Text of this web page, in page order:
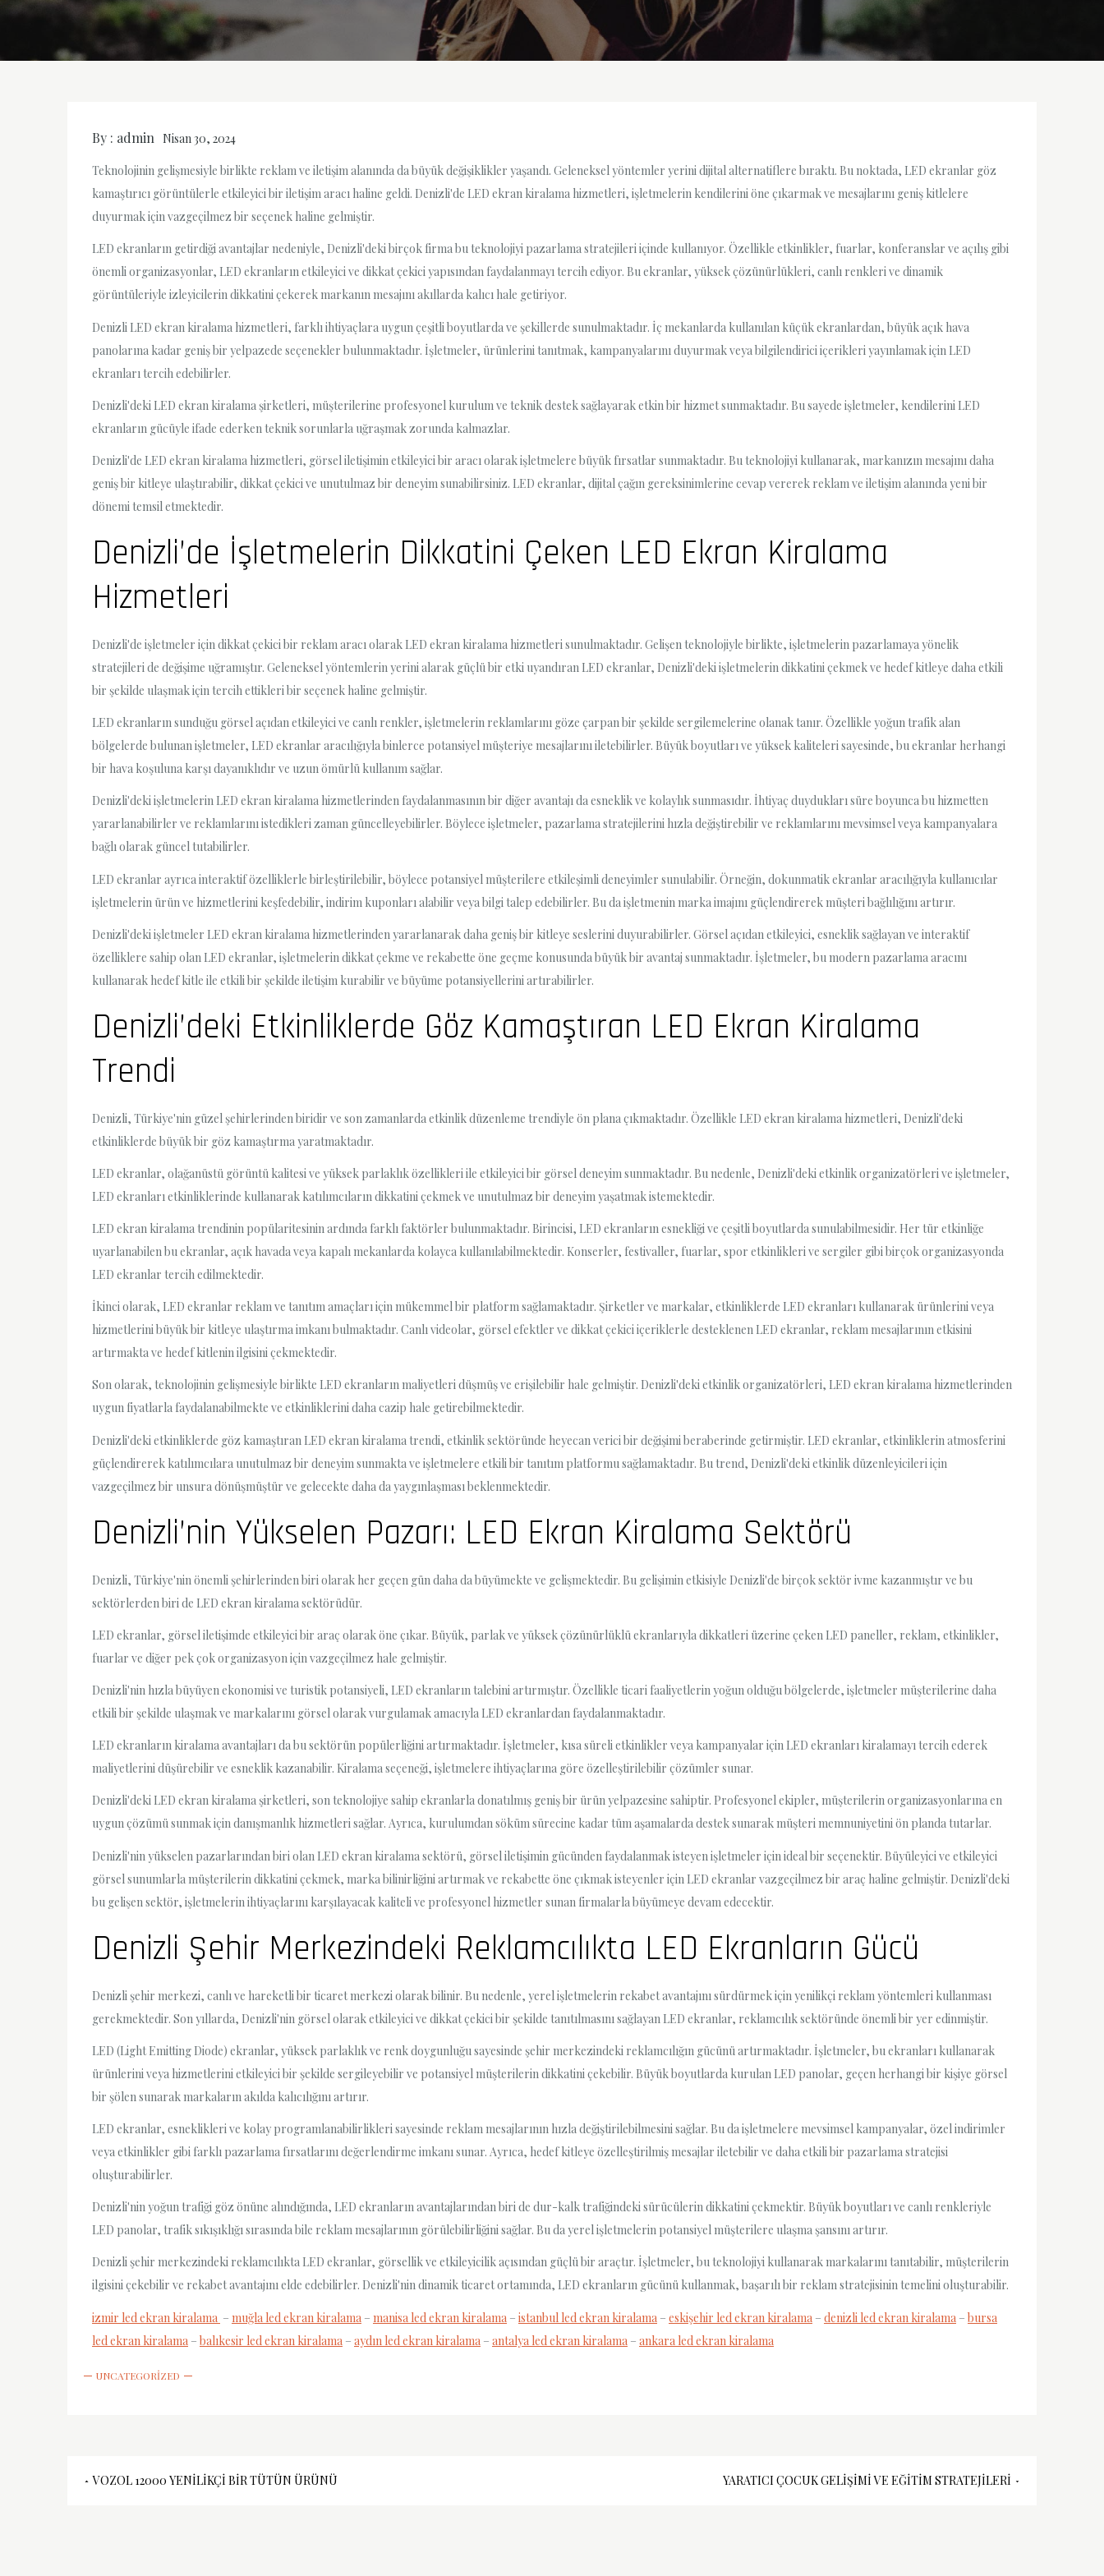
By : admin Nisan 30, 2024
Teknolojinin gelişmesiyle birlikte reklam ve iletişim alanında da büyük değişiklikler yaşandı. Geleneksel yöntemler yerini dijital alternatiflere bıraktı. Bu noktada, LED ekranlar göz
kamaştırıcı görüntülerle etkileyici bir iletişim aracı haline geldi. Denizli'de LED ekran kiralama hizmetleri, işletmelerin kendilerini öne çıkarmak ve mesajlarını geniş kitlelere
duyurmak için vazgeçilmez bir seçenek haline gelmiştir.
LED ekranların getirdiği avantajlar nedeniyle, Denizli'deki birçok firma bu teknolojiyi pazarlama stratejileri içinde kullanıyor. Özellikle etkinlikler, fuarlar, konferanslar ve açılış gibi
önemli organizasyonlar, LED ekranların etkileyici ve dikkat çekici yapısından faydalanmayı tercih ediyor. Bu ekranlar, yüksek çözünürlükleri, canlı renkleri ve dinamik
görüntüleriyle izleyicilerin dikkatini çekerek markanın mesajını akıllarda kalıcı hale getiriyor.
Denizli LED ekran kiralama hizmetleri, farklı ihtiyaçlara uygun çeşitli boyutlarda ve şekillerde sunulmaktadır. İç mekanlarda kullanılan küçük ekranlardan, büyük açık hava
panolarına kadar geniş bir yelpazede seçenekler bulunmaktadır. İşletmeler, ürünlerini tanıtmak, kampanyalarını duyurmak veya bilgilendirici içerikleri yayınlamak için LED
ekranları tercih edebilirler.
Denizli'deki LED ekran kiralama şirketleri, müşterilerine profesyonel kurulum ve teknik destek sağlayarak etkin bir hizmet sunmaktadır. Bu sayede işletmeler, kendilerini LED
ekranların gücüyle ifade ederken teknik sorunlarla uğraşmak zorunda kalmazlar.
Denizli'de LED ekran kiralama hizmetleri, görsel iletişimin etkileyici bir aracı olarak işletmelere büyük fırsatlar sunmaktadır. Bu teknolojiyi kullanarak, markanızın mesajını daha
geniş bir kitleye ulaştırabilir, dikkat çekici ve unutulmaz bir deneyim sunabilirsiniz. LED ekranlar, dijital çağın gereksinimlerine cevap vererek reklam ve iletişim alanında yeni bir
dönemi temsil etmektedir.
Denizli’de İşletmelerin Dikkatini Çeken LED Ekran Kiralama
Hizmetleri
Denizli'de işletmeler için dikkat çekici bir reklam aracı olarak LED ekran kiralama hizmetleri sunulmaktadır. Gelişen teknolojiyle birlikte, işletmelerin pazarlamaya yönelik
stratejileri de değişime uğramıştır. Geleneksel yöntemlerin yerini alarak güçlü bir etki uyandıran LED ekranlar, Denizli'deki işletmelerin dikkatini çekmek ve hedef kitleye daha etkili
bir şekilde ulaşmak için tercih ettikleri bir seçenek haline gelmiştir.
LED ekranların sunduğu görsel açıdan etkileyici ve canlı renkler, işletmelerin reklamlarını göze çarpan bir şekilde sergilemelerine olanak tanır. Özellikle yoğun trafik alan
bölgelerde bulunan işletmeler, LED ekranlar aracılığıyla binlerce potansiyel müşteriye mesajlarını iletebilirler. Büyük boyutları ve yüksek kaliteleri sayesinde, bu ekranlar herhangi
bir hava koşuluna karşı dayanıklıdır ve uzun ömürlü kullanım sağlar.
Denizli'deki işletmelerin LED ekran kiralama hizmetlerinden faydalanmasının bir diğer avantajı da esneklik ve kolaylık sunmasıdır. İhtiyaç duydukları süre boyunca bu hizmetten
yararlanabilirler ve reklamlarını istedikleri zaman güncelleyebilirler. Böylece işletmeler, pazarlama stratejilerini hızla değiştirebilir ve reklamlarını mevsimsel veya kampanyalara
bağlı olarak güncel tutabilirler.
LED ekranlar ayrıca interaktif özelliklerle birleştirilebilir, böylece potansiyel müşterilere etkileşimli deneyimler sunulabilir. Örneğin, dokunmatik ekranlar aracılığıyla kullanıcılar
işletmelerin ürün ve hizmetlerini keşfedebilir, indirim kuponları alabilir veya bilgi talep edebilirler. Bu da işletmenin marka imajını güçlendirerek müşteri bağlılığını artırır.
Denizli'deki işletmeler LED ekran kiralama hizmetlerinden yararlanarak daha geniş bir kitleye seslerini duyurabilirler. Görsel açıdan etkileyici, esneklik sağlayan ve interaktif
özelliklere sahip olan LED ekranlar, işletmelerin dikkat çekme ve rekabette öne geçme konusunda büyük bir avantaj sunmaktadır. İşletmeler, bu modern pazarlama aracını
kullanarak hedef kitle ile etkili bir şekilde iletişim kurabilir ve büyüme potansiyellerini artırabilirler.
Denizli’deki Etkinliklerde Göz Kamaştıran LED Ekran Kiralama
Trendi
Denizli, Türkiye'nin güzel şehirlerinden biridir ve son zamanlarda etkinlik düzenleme trendiyle ön plana çıkmaktadır. Özellikle LED ekran kiralama hizmetleri, Denizli'deki
etkinliklerde büyük bir göz kamaştırma yaratmaktadır.
LED ekranlar, olağanüstü görüntü kalitesi ve yüksek parlaklık özellikleri ile etkileyici bir görsel deneyim sunmaktadır. Bu nedenle, Denizli'deki etkinlik organizatörleri ve işletmeler,
LED ekranları etkinliklerinde kullanarak katılımcıların dikkatini çekmek ve unutulmaz bir deneyim yaşatmak istemektedir.
LED ekran kiralama trendinin popülaritesinin ardında farklı faktörler bulunmaktadır. Birincisi, LED ekranların esnekliği ve çeşitli boyutlarda sunulabilmesidir. Her tür etkinliğe
uyarlanabilen bu ekranlar, açık havada veya kapalı mekanlarda kolayca kullanılabilmektedir. Konserler, festivaller, fuarlar, spor etkinlikleri ve sergiler gibi birçok organizasyonda
LED ekranlar tercih edilmektedir.
İkinci olarak, LED ekranlar reklam ve tanıtım amaçları için mükemmel bir platform sağlamaktadır. Şirketler ve markalar, etkinliklerde LED ekranları kullanarak ürünlerini veya
hizmetlerini büyük bir kitleye ulaştırma imkanı bulmaktadır. Canlı videolar, görsel efektler ve dikkat çekici içeriklerle desteklenen LED ekranlar, reklam mesajlarının etkisini
artırmakta ve hedef kitlenin ilgisini çekmektedir.
Son olarak, teknolojinin gelişmesiyle birlikte LED ekranların maliyetleri düşmüş ve erişilebilir hale gelmiştir. Denizli'deki etkinlik organizatörleri, LED ekran kiralama hizmetlerinden
uygun fiyatlarla faydalanabilmekte ve etkinliklerini daha cazip hale getirebilmektedir.
Denizli'deki etkinliklerde göz kamaştıran LED ekran kiralama trendi, etkinlik sektöründe heyecan verici bir değişimi beraberinde getirmiştir. LED ekranlar, etkinliklerin atmosferini
güçlendirerek katılımcılara unutulmaz bir deneyim sunmakta ve işletmelere etkili bir tanıtım platformu sağlamaktadır. Bu trend, Denizli'deki etkinlik düzenleyicileri için
vazgeçilmez bir unsura dönüşmüştür ve gelecekte daha da yaygınlaşması beklenmektedir.
Denizli’nin Yükselen Pazarı: LED Ekran Kiralama Sektörü
Denizli, Türkiye'nin önemli şehirlerinden biri olarak her geçen gün daha da büyümekte ve gelişmektedir. Bu gelişimin etkisiyle Denizli'de birçok sektör ivme kazanmıştır ve bu
sektörlerden biri de LED ekran kiralama sektörüdür.
LED ekranlar, görsel iletişimde etkileyici bir araç olarak öne çıkar. Büyük, parlak ve yüksek çözünürlüklü ekranlarıyla dikkatleri üzerine çeken LED paneller, reklam, etkinlikler,
fuarlar ve diğer pek çok organizasyon için vazgeçilmez hale gelmiştir.
Denizli'nin hızla büyüyen ekonomisi ve turistik potansiyeli, LED ekranların talebini artırmıştır. Özellikle ticari faaliyetlerin yoğun olduğu bölgelerde, işletmeler müşterilerine daha
etkili bir şekilde ulaşmak ve markalarını görsel olarak vurgulamak amacıyla LED ekranlardan faydalanmaktadır.
LED ekranların kiralama avantajları da bu sektörün popülerliğini artırmaktadır. İşletmeler, kısa süreli etkinlikler veya kampanyalar için LED ekranları kiralamayı tercih ederek
maliyetlerini düşürebilir ve esneklik kazanabilir. Kiralama seçeneği, işletmelere ihtiyaçlarına göre özelleştirilebilir çözümler sunar.
Denizli'deki LED ekran kiralama şirketleri, son teknolojiye sahip ekranlarla donatılmış geniş bir ürün yelpazesine sahiptir. Profesyonel ekipler, müşterilerin organizasyonlarına en
uygun çözümü sunmak için danışmanlık hizmetleri sağlar. Ayrıca, kurulumdan söküm sürecine kadar tüm aşamalarda destek sunarak müşteri memnuniyetini ön planda tutarlar.
Denizli'nin yükselen pazarlarından biri olan LED ekran kiralama sektörü, görsel iletişimin gücünden faydalanmak isteyen işletmeler için ideal bir seçenektir. Büyüleyici ve etkileyici
görsel sunumlarla müşterilerin dikkatini çekmek, marka bilinirliğini artırmak ve rekabette öne çıkmak isteyenler için LED ekranlar vazgeçilmez bir araç haline gelmiştir. Denizli'deki
bu gelişen sektör, işletmelerin ihtiyaçlarını karşılayacak kaliteli ve profesyonel hizmetler sunan firmalarla büyümeye devam edecektir.
Denizli Şehir Merkezindeki Reklamcılıkta LED Ekranların Gücü
Denizli şehir merkezi, canlı ve hareketli bir ticaret merkezi olarak bilinir. Bu nedenle, yerel işletmelerin rekabet avantajını sürdürmek için yenilikçi reklam yöntemleri kullanması
gerekmektedir. Son yıllarda, Denizli'nin görsel olarak etkileyici ve dikkat çekici bir şekilde tanıtılmasını sağlayan LED ekranlar, reklamcılık sektöründe önemli bir yer edinmiştir.
LED (Light Emitting Diode) ekranlar, yüksek parlaklık ve renk doygunluğu sayesinde şehir merkezindeki reklamcılığın gücünü artırmaktadır. İşletmeler, bu ekranları kullanarak
ürünlerini veya hizmetlerini etkileyici bir şekilde sergileyebilir ve potansiyel müşterilerin dikkatini çekebilir. Büyük boyutlarda kurulan LED panolar, geçen herhangi bir kişiye görsel
bir şölen sunarak markaların akılda kalıcılığını artırır.
LED ekranlar, esneklikleri ve kolay programlanabilirlikleri sayesinde reklam mesajlarının hızla değiştirilebilmesini sağlar. Bu da işletmelere mevsimsel kampanyalar, özel indirimler
veya etkinlikler gibi farklı pazarlama fırsatlarını değerlendirme imkanı sunar. Ayrıca, hedef kitleye özelleştirilmiş mesajlar iletebilir ve daha etkili bir pazarlama stratejisi
oluşturabilirler.
Denizli'nin yoğun trafiği göz önüne alındığında, LED ekranların avantajlarından biri de dur-kalk trafiğindeki sürücülerin dikkatini çekmektir. Büyük boyutları ve canlı renkleriyle
LED panolar, trafik sıkışıklığı sırasında bile reklam mesajlarının görülebilirliğini sağlar. Bu da yerel işletmelerin potansiyel müşterilere ulaşma şansını artırır.
Denizli şehir merkezindeki reklamcılıkta LED ekranlar, görsellik ve etkileyicilik açısından güçlü bir araçtır. İşletmeler, bu teknolojiyi kullanarak markalarını tanıtabilir, müşterilerin
ilgisini çekebilir ve rekabet avantajını elde edebilirler. Denizli'nin dinamik ticaret ortamında, LED ekranların gücünü kullanmak, başarılı bir reklam stratejisinin temelini oluşturabilir.
izmir led ekran kiralama – muğla led ekran kiralama – manisa led ekran kiralama – istanbul led ekran kiralama – eskişehir led ekran kiralama – denizli led ekran kiralama – bursa
led ekran kiralama – balıkesir led ekran kiralama – aydın led ekran kiralama – antalya led ekran kiralama – ankara led ekran kiralama
UNCATEGORIZED
Yazı
VOZOL 12000 YENILIKÇI BIR TÜTÜN ÜRÜNÜ YARATICI ÇOCUK GELIŞIMI VE EĞITIM STRATEJILERI